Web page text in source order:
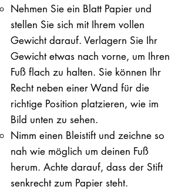
Nehmen Sie ein Blatt Papier und
stellen Sie sich mit Ihrem vollen
Gewicht darauf. ​Verlagern Sie Ihr
Gewicht etwas nach vorne, um Ihren
Fuß flach zu halten. Sie können Ihr
Recht neben einer Wand für die
richtige Position platzieren, wie im
Bild unten zu sehen.
Nimm einen Bleistift und zeichne so
nah wie möglich um deinen Fuß
herum. Achte darauf, dass der Stift
senkrecht zum Papier steht.